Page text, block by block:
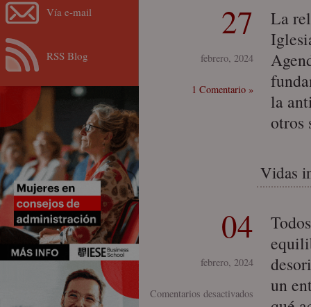
27
febrero, 2024
1 Comentario »
La
la
otros
Vidas
04
febrero, 2024
Comentarios desactivados
un
Vía e-mail
RSS Blog